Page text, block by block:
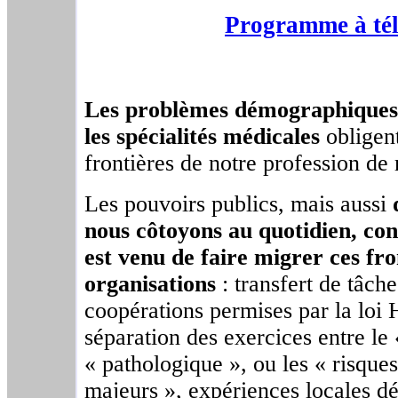
Programme à
Les problèmes
les spécialités médicales
frontières de notre profession de
Les pouvoirs publics, mais aussi
nous côtoyons au quotidien,
est venu de faire migrer ces
organisations : transfert de
coopérations permises par la loi
séparation des exercices entre
« pathologique », ou les «
majeurs », expériences locales